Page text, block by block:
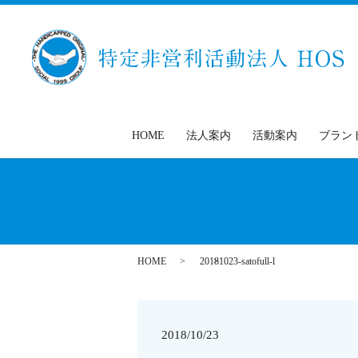
HOME 法人案内 活動案内 ブラン
HOME 20181023-satofull-l
2018/10/23